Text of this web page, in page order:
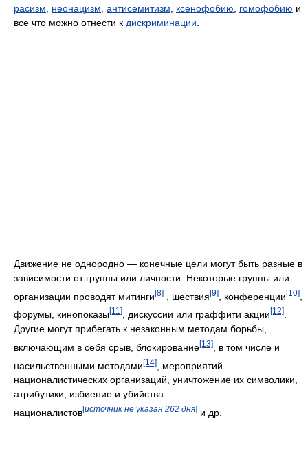
расизм
неонацизм антисемитизм ксенофобию гомофобию и
все что можно отнести к дискриминации
Движение не однородно — конечные цели могут быть разные в
зависимости от группы или личности. Некоторые группы или
организации проводят митинги[8] , шествия[9] , конференции[10]
форумы, кинопоказы[11] , дискуссии или граффити акции [12]
Другие могут прибегать к незаконным методам борьбы,
включающим в себя срыв, блокирование[13]
, в том числе и
насильственными методами[14]
, мероприятий
националистических организаций, уничтожение их символики,
атрибутики, избиение и убийства
националистов[источник не указан 262 дня] и др.